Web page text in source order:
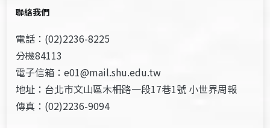
聯絡我們
電話：(02)2236-8225
分機84113
電子信箱：e01@mail.shu.edu.tw
地址：台北市文山區木柵路一段17巷1號 小世界周報
傳真：(02)2236-9094